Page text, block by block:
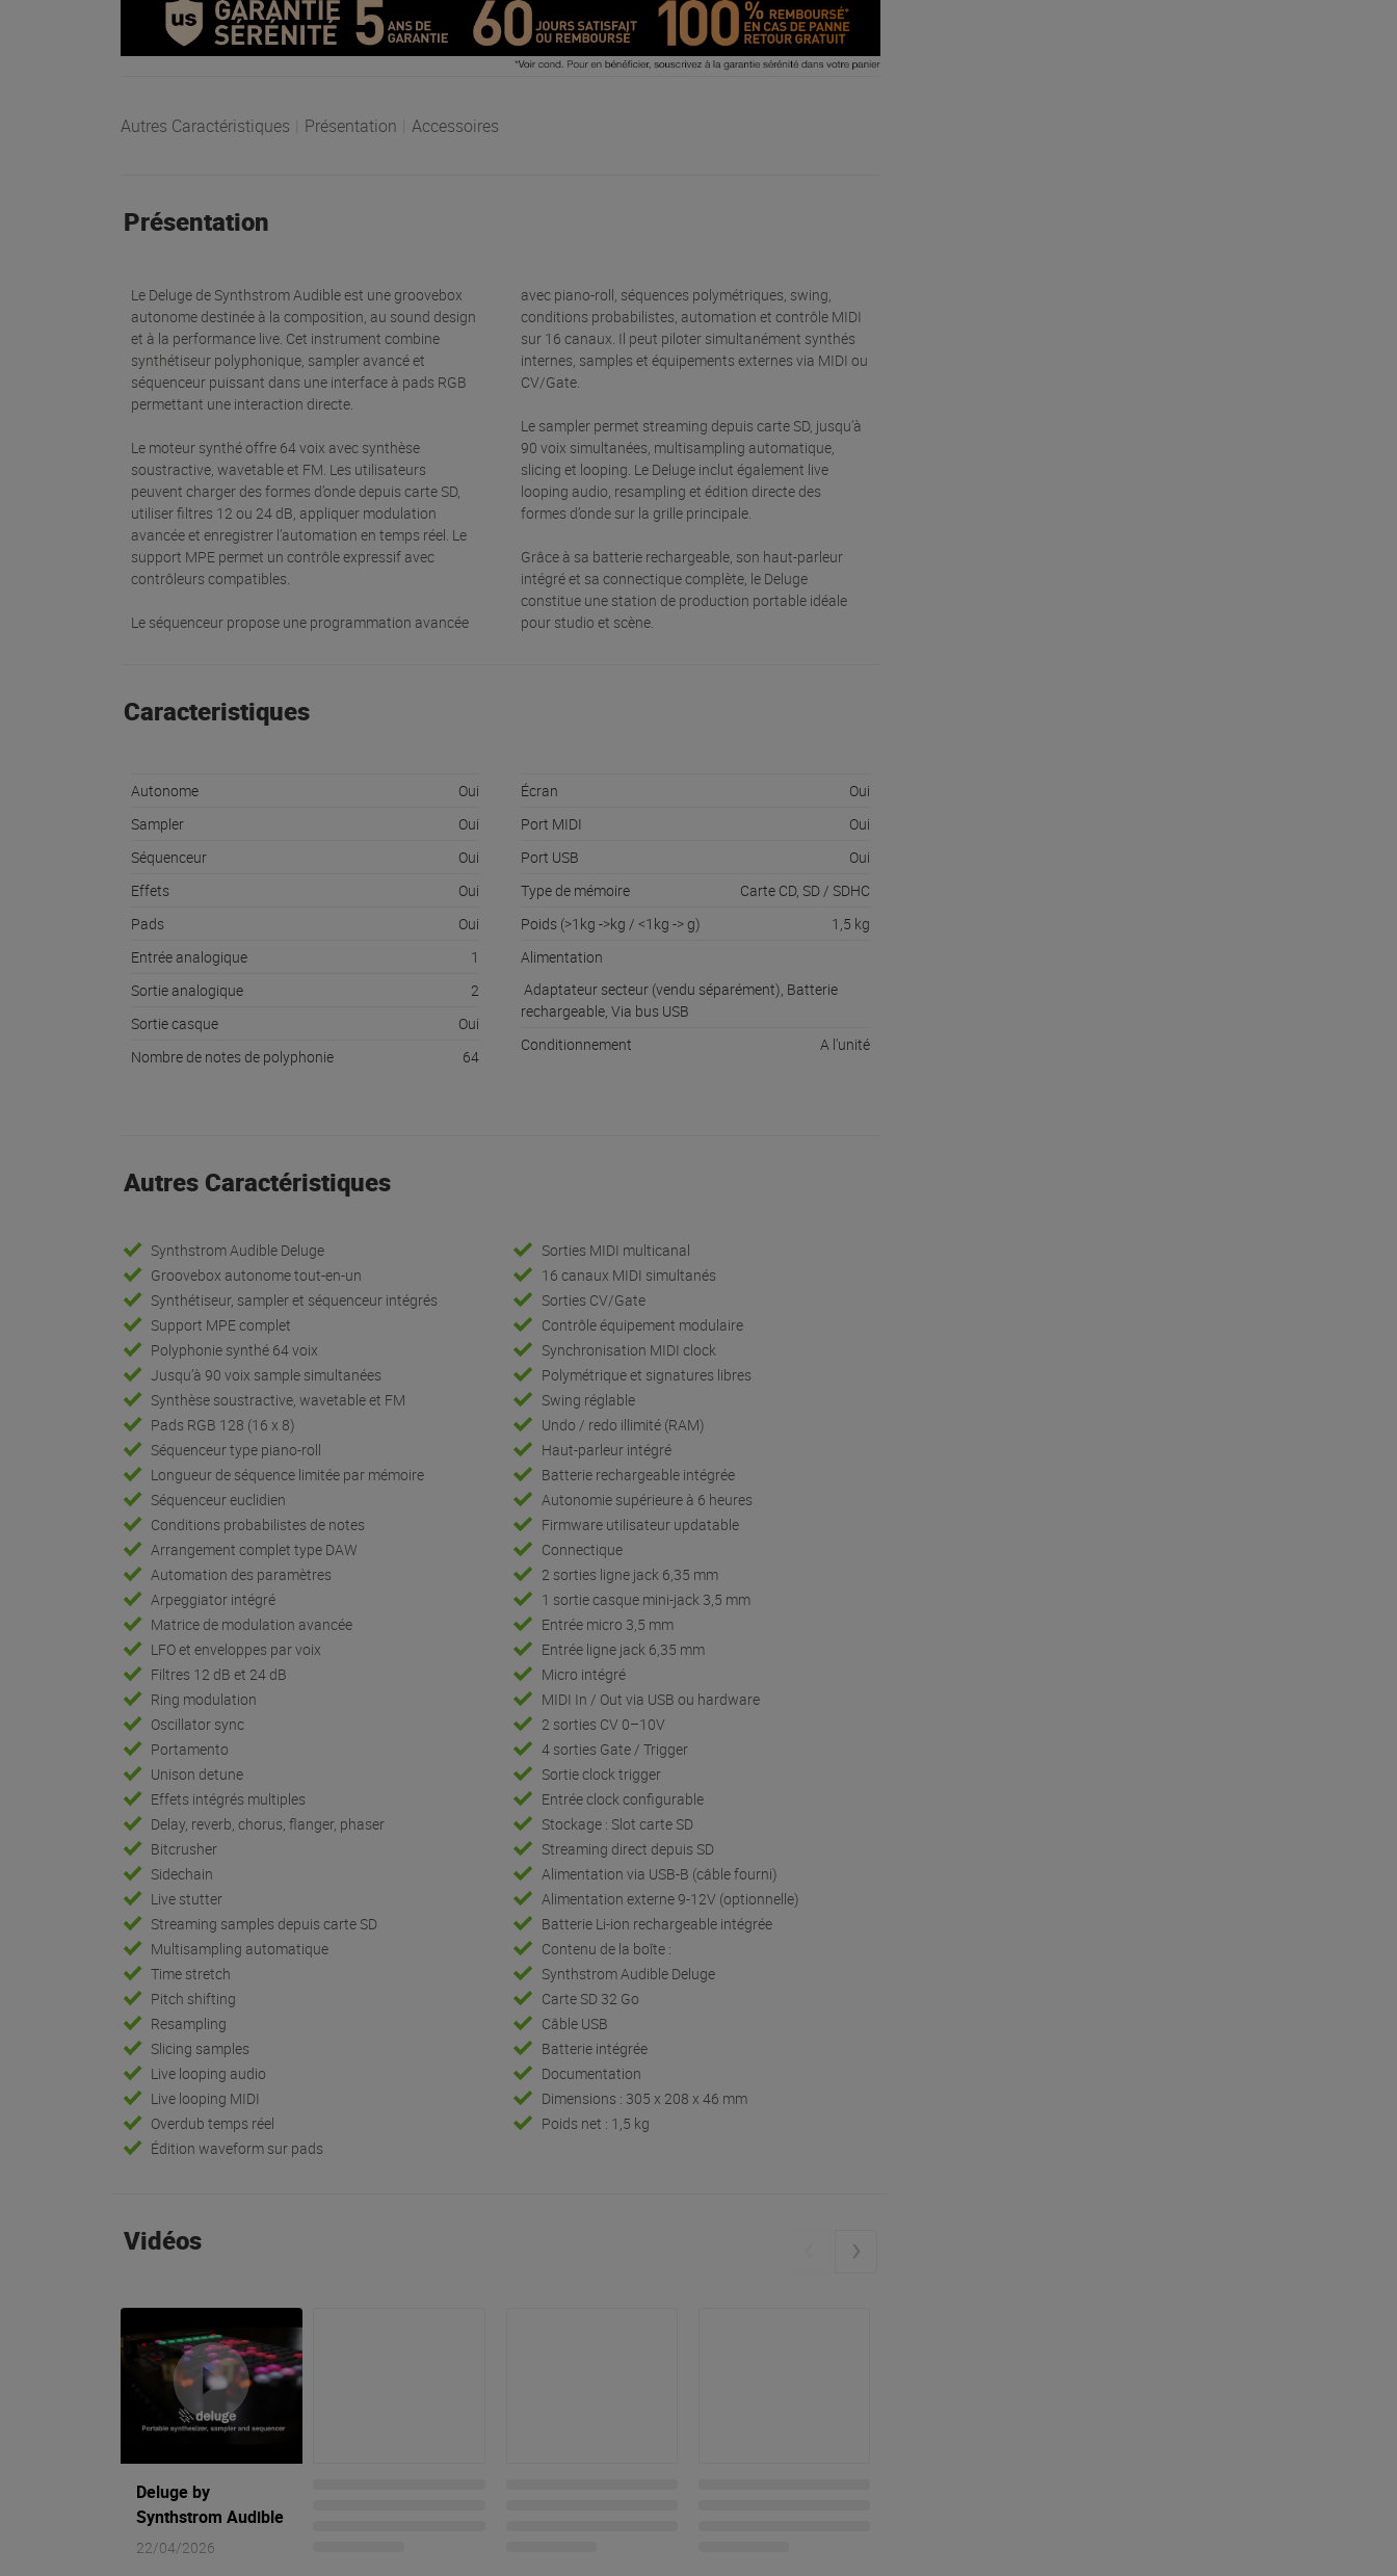
Autres Caractéristiques Présentation Accessoires
Présentation
Le Deluge de Synthstrom Audible est une groovebox
autonome destinée à la composition, au sound design
et à la performance live. Cet instrument combine
synthétiseur polyphonique, sampler avancé et
séquenceur puissant dans une interface à pads RGB
permettant une interaction directe.
Le moteur synthé offre 64 voix avec synthèse
soustractive, wavetable et FM. Les utilisateurs
peuvent charger des formes d’onde depuis carte SD,
utiliser filtres 12 ou 24 dB, appliquer modulation
avancée et enregistrer l’automation en temps réel. Le
support MPE permet un contrôle expressif avec
contrôleurs compatibles.
Le séquenceur propose une programmation avancée
avec piano-roll, séquences polymétriques, swing,
conditions probabilistes, automation et contrôle MIDI
sur 16 canaux. Il peut piloter simultanément synthés
internes, samples et équipements externes via MIDI ou
CV/Gate.
Le sampler permet streaming depuis carte SD, jusqu’à
90 voix simultanées, multisampling automatique,
slicing et looping. Le Deluge inclut également live
looping audio, resampling et édition directe des
formes d’onde sur la grille principale.
Grâce à sa batterie rechargeable, son haut-parleur
intégré et sa connectique complète, le Deluge
constitue une station de production portable idéale
pour studio et scène.
Caracteristiques
Autonome
Oui
Sampler
Oui
Séquenceur
Oui
Effets
Oui
Pads
Oui
Entrée analogique
1
Sortie analogique
2
Sortie casque
Oui
Nombre de notes de polyphonie
64
Écran
Oui
Port MIDI
Oui
Port USB
Oui
Type de mémoire
Carte CD, SD / SDHC
Poids (>1kg ->kg / <1kg -> g)
1,5 kg
Alimentation
Adaptateur secteur (vendu séparément), Batterie
rechargeable, Via bus USB
Conditionnement
A l'unité
Autres Caractéristiques
Synthstrom Audible Deluge
Groovebox autonome tout-en-un
Synthétiseur, sampler et séquenceur intégrés
Support MPE complet
Polyphonie synthé 64 voix
Jusqu’à 90 voix sample simultanées
Synthèse soustractive, wavetable et FM
Pads RGB 128 (16 x 8)
Séquenceur type piano-roll
Longueur de séquence limitée par mémoire
Séquenceur euclidien
Conditions probabilistes de notes
Arrangement complet type DAW
Automation des paramètres
Arpeggiator intégré
Matrice de modulation avancée
LFO et enveloppes par voix
Filtres 12 dB et 24 dB
Ring modulation
Oscillator sync
Portamento
Unison detune
Effets intégrés multiples
Delay, reverb, chorus, flanger, phaser
Bitcrusher
Sidechain
Live stutter
Streaming samples depuis carte SD
Multisampling automatique
Time stretch
Pitch shifting
Resampling
Slicing samples
Live looping audio
Live looping MIDI
Overdub temps réel
Édition waveform sur pads
Sorties MIDI multicanal
16 canaux MIDI simultanés
Sorties CV/Gate
Contrôle équipement modulaire
Synchronisation MIDI clock
Polymétrique et signatures libres
Swing réglable
Undo / redo illimité (RAM)
Haut-parleur intégré
Batterie rechargeable intégrée
Autonomie supérieure à 6 heures
Firmware utilisateur updatable
Connectique
2 sorties ligne jack 6,35 mm
1 sortie casque mini-jack 3,5 mm
Entrée micro 3,5 mm
Entrée ligne jack 6,35 mm
Micro intégré
MIDI In / Out via USB ou hardware
2 sorties CV 0–10V
4 sorties Gate / Trigger
Sortie clock trigger
Entrée clock configurable
Stockage : Slot carte SD
Streaming direct depuis SD
Alimentation via USB-B (câble fourni)
Alimentation externe 9-12V (optionnelle)
Batterie Li-ion rechargeable intégrée
Contenu de la boîte :
Synthstrom Audible Deluge
Carte SD 32 Go
Câble USB
Batterie intégrée
Documentation
Dimensions : 305 x 208 x 46 mm
Poids net : 1,5 kg
Vidéos
Deluge by
Synthstrom Audible
22/04/2026